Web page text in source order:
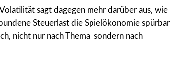
sagt dagegen mehr darüber aus, wie
Steuerlast die Spielökonomie spürbar
nicht nur nach Thema, sondern nach